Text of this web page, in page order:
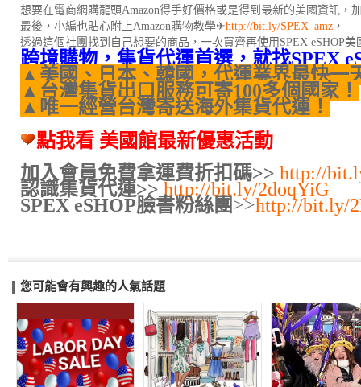
想要在電商網購龍頭Amazon得手好價格或是得到最新的美國資訊，
最後，小編也貼心附上Amazon購物教學✈http://bit.ly/SPEX_amz ，
透過這個社團找到自己想要的商品，一次買齊再使用SPEX eSHOP
跨境購物，集貨代運首選，就找SPEX
▲美國、日本、韓國，代運業界最快一
▲台灣集貨出口服務可寄100多個國家！
▲唯一經營台灣寄送海外集貨代運！
點我看 美國館最新優惠活動
加入會員免費拿運費折扣碼>> http://
認識集貨代運>> http://bit.ly/2doqYiG
SPEX eSHOP臉書粉絲團>>http://bit.ly/
您可能會有興趣的人氣話題